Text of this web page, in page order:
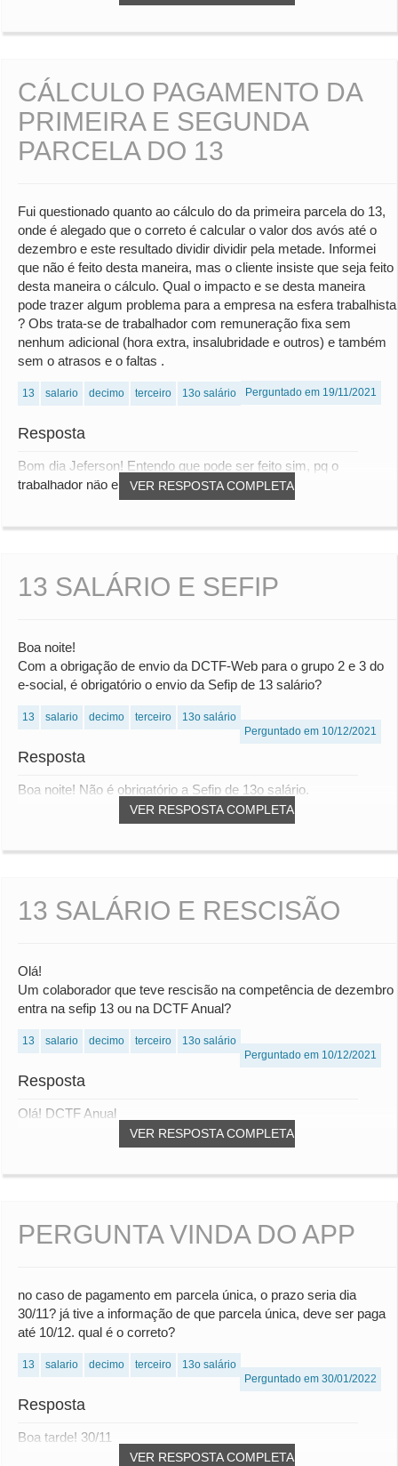
CÁLCULO PAGAMENTO DA
PRIMEIRA E SEGUNDA
PARCELA DO 13
Fui questionado quanto ao cálculo do da primeira parcela do 13,
onde é alegado que o correto é calcular o valor dos avós até o
dezembro e este resultado dividir dividir pela metade. Informei
que não é feito desta maneira, mas o cliente insiste que seja feito
desta maneira o cálculo. Qual o impacto e se desta maneira
pode trazer algum problema para a empresa na esfera trabalhista
? Obs trata-se de trabalhador com remuneração fixa sem
nenhum adicional (hora extra, insalubridade e outros) e também
sem o atrasos e o faltas .
13 salario decimo terceiro 13o salário Perguntado em 19/11/2021
Resposta
VER RESPOSTA COMPLETA
Bom dia Jeferson! Entendo que pode ser feito sim, pq o
trabalhador não esta sendo prejudicado e assi...
13 SALÁRIO E SEFIP
Boa noite!
Com a obrigação de envio da DCTF-Web para o grupo 2 e 3 do
e-social, é obrigatório o envio da Sefip de 13 salário?
13 salario decimo terceiro
13o salário
Perguntado em 10/12/2021
Resposta
VER RESPOSTA COMPLETA
Boa noite! Não é obrigatório a Sefip de 13o salário.
13 SALÁRIO E RESCISÃO
Olá!
Um colaborador que teve rescisão na competência de dezembro
entra na sefip 13 ou na DCTF Anual?
13 salario decimo terceiro
13o salário
Perguntado em 10/12/2021
Resposta
VER RESPOSTA COMPLETA
Olá! DCTF Anual
PERGUNTA VINDA DO APP
no caso de pagamento em parcela única, o prazo seria dia
30/11? já tive a informação de que parcela única, deve ser paga
até 10/12. qual é o correto?
13 salario decimo terceiro
13o salário
Perguntado em 30/01/2022
Resposta
VER RESPOSTA COMPLETA
Boa tarde! 30/11